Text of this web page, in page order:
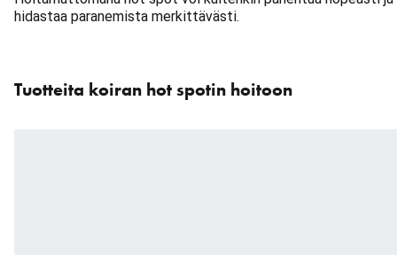
hidastaa paranemista merkittävästi.
Tuotteita koiran hot spotin hoitoon
karuselli
: Tuotteet